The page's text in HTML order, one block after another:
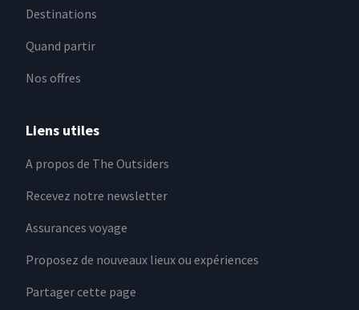
Destinations
Quand partir
Nos offres
Liens utiles
A propos de The Outsiders
Recevez notre newsletter
Assurances voyage
Proposez de nouveaux lieux ou expériences
Partager cette page